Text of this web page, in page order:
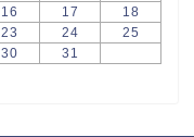
16 17
18
23 24
25
30 31